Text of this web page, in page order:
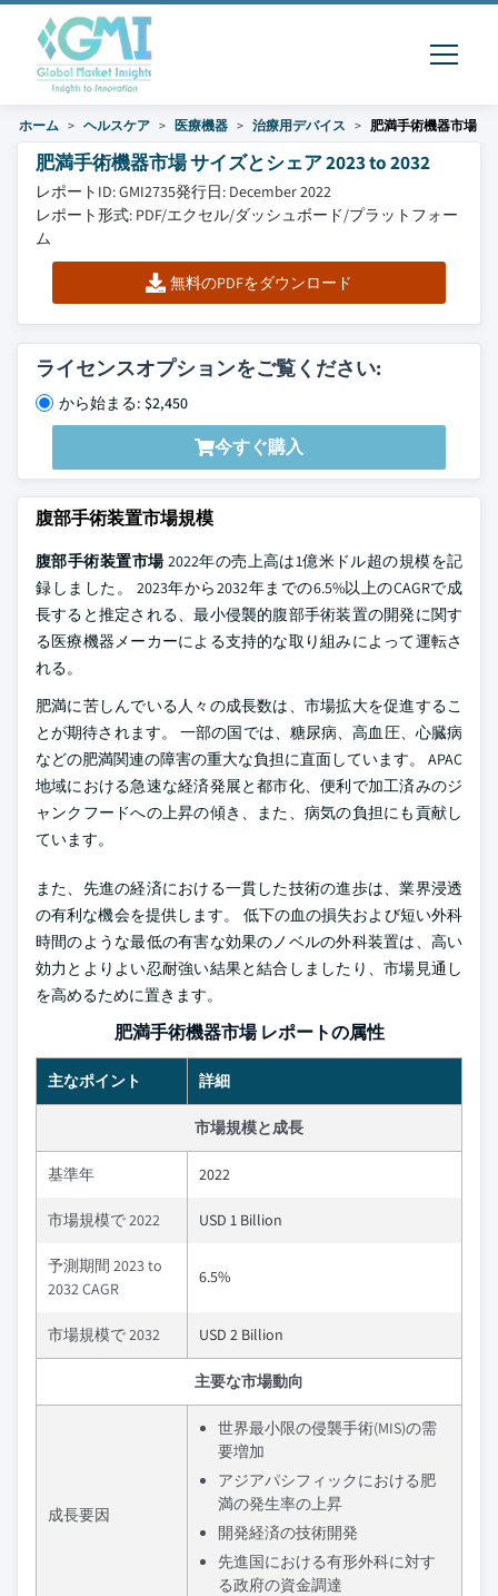
ホーム ヘルスケア 医療機器 治療用デバイス 肥満手術機器市場
肥満手術機器市場 サイズとシェア 2023 to 2032
レポートID: GMI2735発行日: December 2022
レポート形式: PDF/エクセル/ダッシュボード/プラットフォー
ム
無料のPDFをダウンロード
ライセンスオプションをご覧ください:
から始まる: $2,450
今すぐ購入
腹部手術装置市場規模
腹部手術装置市場2022年の売上高は1億米ドル超の規模を記
録しました。 2023年から2032年までの6.5%以上のCAGRで成
長すると推定される、最小侵襲的腹部手術装置の開発に関す
る医療機器メーカーによる支持的な取り組みによって運転さ
れる。
肥満に苦しんでいる人々の成長数は、市場拡大を促進するこ
とが期待されます。 一部の国では、糖尿病、高血圧、心臓病
などの肥満関連の障害の重大な負担に直面しています。 APAC
地域における急速な経済発展と都市化、便利で加工済みのジ
ャンクフードへの上昇の傾き、また、病気の負担にも貢献し
ています。
また、先進の経済における一貫した技術の進歩は、業界浸透
の有利な機会を提供します。 低下の血の損失および短い外科
時間のような最低の有害な効果のノベルの外科装置は、高い
効力とよりよい忍耐強い結果と結合しましたり、市場見通し
を高めるために置きます。
肥満手術機器市場 レポートの属性
主なポイント 詳細
市場規模と成長
基準年 2022
市場規模で 2022 USD 1 Billion
予測期間 2023 to
2032 CAGR
6.5%
市場規模で 2032 USD 2 Billion
主要な市場動向
成長要因
世界最小限の侵襲手術(MIS)の需
要増加
アジアパシフィックにおける肥
満の発生率の上昇
開発経済の技術開発
先進国における有形外科に対す
る政府の資金調達